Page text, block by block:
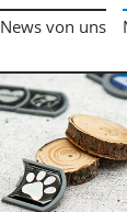
News von uns